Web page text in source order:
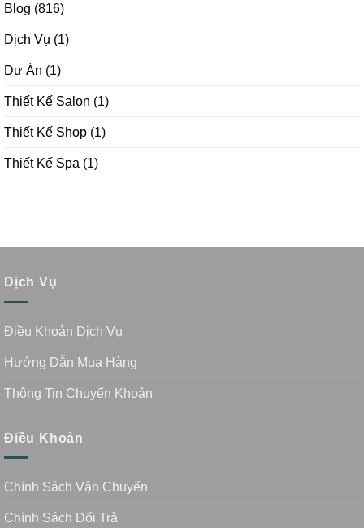
Blog (816)
Dịch Vụ (1)
Dự Án (1)
Thiết Kế Salon (1)
Thiết Kế Shop (1)
Thiết Kế Spa (1)
Dịch Vụ
Điều Khoản Dịch Vụ
Hướng Dẫn Mua Hàng
Thông Tin Chuyển Khoản
Điều Khoản
Chính Sách Vận Chuyển
Chính Sách Đổi Trả